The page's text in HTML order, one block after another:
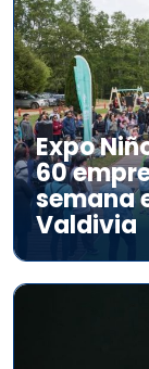
Expo
60
semana
Valdivia